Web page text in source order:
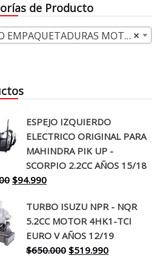
de Producto
×
EMPAQUETADURAS MOTOR (82)
ESPEJO IZQUIERDO
ELECTRICO ORIGINAL PARA
MAHINDRA PIK UP -
SCORPIO 2.2CC AÑOS 15/18
El
original
era:
$130.000.
$94.990El
actual
es:
$94.990.
TURBO ISUZU NPR - NQR
5.2CC MOTOR 4HK1-TCI
EURO V AÑOS 12/19
$650.000 El
$519.990El